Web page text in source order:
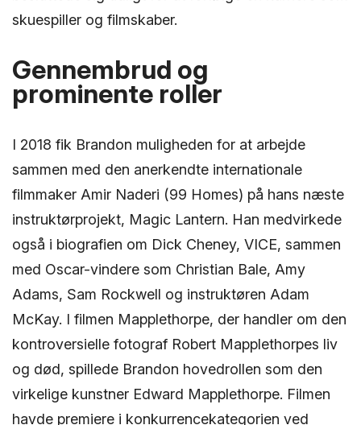
skuespiller og filmskaber.
Gennembrud og
prominente roller
I 2018 fik Brandon muligheden for at arbejde
sammen med den anerkendte internationale
filmmaker Amir Naderi (99 Homes) på hans næste
instruktørprojekt, Magic Lantern. Han medvirkede
også i biografien om Dick Cheney, VICE, sammen
med Oscar-vindere som Christian Bale, Amy
Adams, Sam Rockwell og instruktøren Adam
McKay. I filmen Mapplethorpe, der handler om den
kontroversielle fotograf Robert Mapplethorpes liv
og død, spillede Brandon hovedrollen som den
virkelige kunstner Edward Mapplethorpe. Filmen
havde premiere i konkurrencekategorien ved